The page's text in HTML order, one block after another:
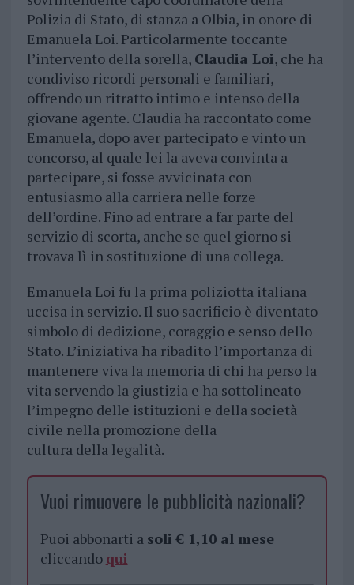
Polizia di Stato, di stanza a Olbia, in onore di
Emanuela Loi. Particolarmente toccante
l’intervento della sorella, Claudia Loi, che ha
condiviso ricordi personali e familiari,
offrendo un ritratto intimo e intenso della
giovane agente. Claudia ha raccontato come
Emanuela, dopo aver partecipato e vinto un
concorso, al quale lei la aveva convinta a
partecipare, si fosse avvicinata con
entusiasmo alla carriera nelle forze
dell’ordine. Fino ad entrare a far parte del
servizio di scorta, anche se quel giorno si
trovava lì in sostituzione di una collega.
Emanuela Loi fu la prima poliziotta italiana
uccisa in servizio. Il suo sacrificio è diventato
simbolo di dedizione, coraggio e senso dello
Stato. L’iniziativa ha ribadito l’importanza di
mantenere viva la memoria di chi ha perso la
vita servendo la giustizia e ha sottolineato
l’impegno delle istituzioni e della società
civile nella promozione della
cultura della legalità.
Vuoi rimuovere le pubblicità nazionali?
Puoi abbonarti a soli € 1,10 al mese
cliccando qui